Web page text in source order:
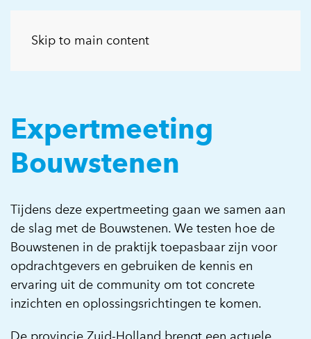
Skip to main content
Expertmeeting
Bouwstenen
Tijdens deze expertmeeting gaan we samen aan
de slag met de Bouwstenen. We testen hoe de
Bouwstenen in de praktijk toepasbaar zijn voor
opdrachtgevers en gebruiken de kennis en
ervaring uit de community om tot concrete
inzichten en oplossingsrichtingen te komen.